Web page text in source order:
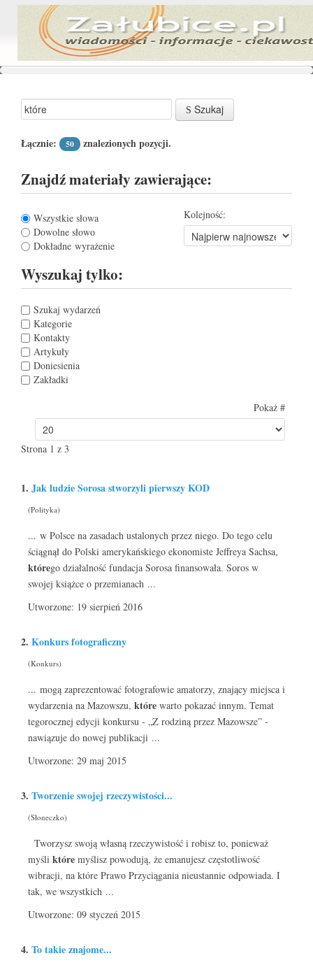
Szukaj
Łącznie: 50 znalezionych pozycji.
Znajdź materiały zawierające:
Wszystkie słowa
Dowolne słowo
Dokładne wyrażenie
Kolejność:
Wyszukaj tylko:
Szukaj wydarzeń
Kategorie
Kontakty
Artykuły
Doniesienia
Zakładki
Pokaż #
Strona 1 z 3
1. Jak ludzie Sorosa stworzyli pierwszy KOD
(Polityka)
... w Polsce na zasadach ustalonych przez niego. Do tego celu
ściągnął do Polski amerykańskiego ekonomiste Jeffreya Sachsa,
którego działalność fundacja Sorosa finansowała. Soros w
swojej książce o przemianach ...
Utworzone: 19 sierpień 2016
2. Konkurs fotograficzny
(Konkurs)
... mogą zaprezentować fotografowie amatorzy, znający miejsca i
wydarzenia na Mazowszu, które warto pokazać innym. Temat
tegorocznej edycji konkursu - „Z rodziną przez Mazowsze” -
nawiązuje do nowej publikacji ...
Utworzone: 29 maj 2015
3. Tworzenie swojej rzeczywistości...
(Słoneczko)
Tworzysz swoją własną rzeczywistość i robisz to, ponieważ
myśli które myślisz powodują, że emanujesz częstotliwość
wibracji, na które Prawo Przyciągania nieustannie odpowiada. I
tak, we wszystkich ...
Utworzone: 09 styczeń 2015
4. To takie znajome...